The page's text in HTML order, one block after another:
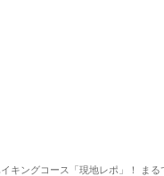
キングコース「現地レポ」！ ま